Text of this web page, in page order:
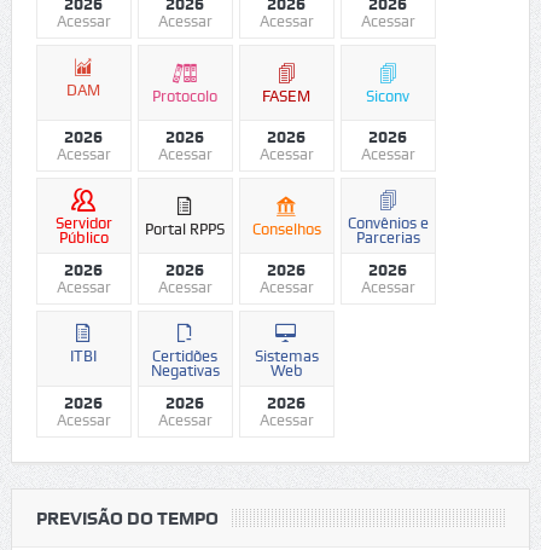
2026
Acessar
2026
Acessar
2026
Acessar
2026
Acessar
DAM
2026
Acessar
Protocolo
2026
Acessar
FASEM
2026
Acessar
Siconv
2026
Acessar
Servidor
Público
2026
Acessar
Portal RPPS
2026
Acessar
Conselhos
2026
Acessar
Convênios e
Parcerias
2026
Acessar
ITBI
2026
Acessar
Certidões
Negativas
2026
Acessar
Sistemas
Web
2026
Acessar
PREVISÃO DO TEMPO